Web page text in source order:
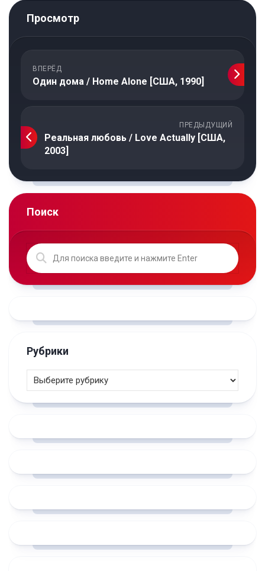
Просмотр
ВПЕРЁД
Один дома / Home Alone [США, 1990]
ПРЕДЫДУЩИЙ
Реальная любовь / Love Actually [США,
2003]
Поиск
Рубрики